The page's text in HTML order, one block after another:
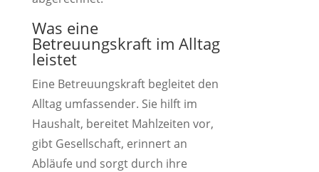
Was eine
Betreuungskraft im Alltag
leistet
Eine Betreuungskraft begleitet den
Alltag umfassender. Sie hilft im
Haushalt, bereitet Mahlzeiten vor,
gibt Gesellschaft, erinnert an
Abläufe und sorgt durch ihre